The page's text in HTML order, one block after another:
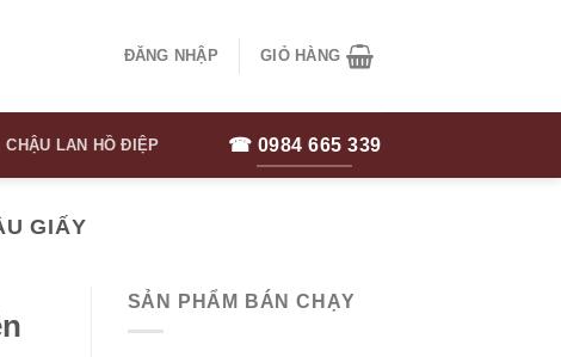
ĐĂNG NHẬP GIỎ HÀNG
CHẬU LAN HỒ ĐIỆP ☎ 0984 665 339
GIẤY
SẢN PHẨM BÁN CHẠY